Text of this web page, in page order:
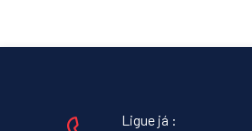
Ligue já :